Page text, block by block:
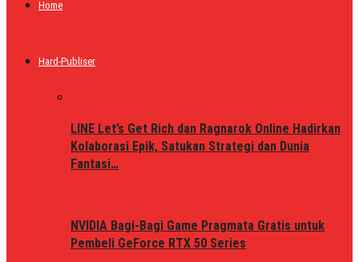
Home
Hard-Publiser
LINE Let’s Get Rich dan Ragnarok Online Hadirkan
Kolaborasi Epik, Satukan Strategi dan Dunia
Fantasi…
NVIDIA Bagi-Bagi Game Pragmata Gratis untuk
Pembeli GeForce RTX 50 Series